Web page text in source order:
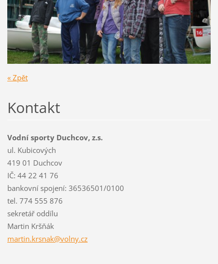
« Zpět
Kontakt
Vodní sporty Duchcov, z.s.
ul. Kubicových
419 01 Duchcov
IČ: 44 22 41 76
bankovní spojení: 36536501/0100
tel. 774 555 876
sekretář oddílu
Martin Kršňák
martin.krsnak@volny.cz